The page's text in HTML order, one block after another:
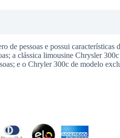
pessoas e possui características
a clássica limousine Chrysler 300c
e o Chryler 300c de modelo